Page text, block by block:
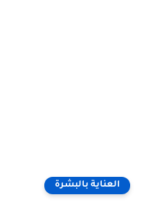
العناية بالبشرة